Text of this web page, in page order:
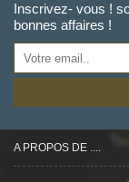
Inscrivez- vous !
bonnes affaires !
A PROPOS DE ....